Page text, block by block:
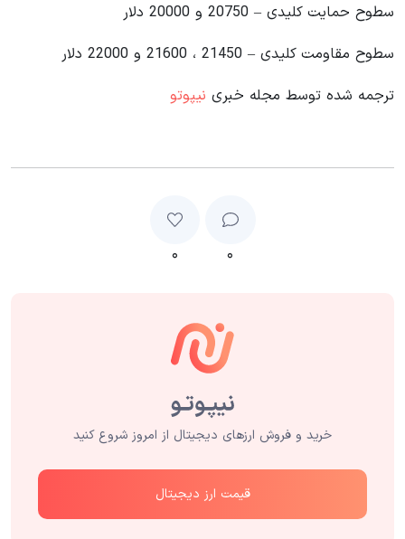
سطوح حمایت کلیدی – 20750 و 20000 دلار
سطوح مقاومت کلیدی – 21450 ، 21600 و 22000 دلار
ترجمه شده توسط مجله خبری نیپوتو
۰ ۰
خرید و فروش ارزهای دیجیتال از امروز شروع کنید
قیمت ارز دیجیتال